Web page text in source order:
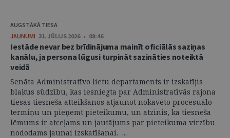
AUGSTĀKĀ TIESA
JAUNUMI 31. JŪLIJS 2026 • 08:46
Iestāde nevar bez brīdinājuma mainīt oficiālās saziņas
kanālu, ja persona lūgusi turpināt sazināties noteiktā
veidā
Senāta Administratīvo lietu departaments ir izskatījis
blakus sūdzību, kas iesniegta par Administratīvās rajona
tiesas tiesneša atteikšanos atjaunot nokavēto procesuālo
termiņu un pieņemt pieteikumu, un atzinis, ka tiesneša
lēmums ir atceļams un jautājums par pieteikuma virzību
nododams jaunai izskatīšanai. ...